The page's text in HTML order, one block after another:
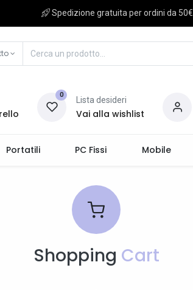
Spedizione gratuita per ordini da 50€
0
Lista desideri
Vai alla wishlist
Portatili PC Fissi Mobile
Shopping Cart